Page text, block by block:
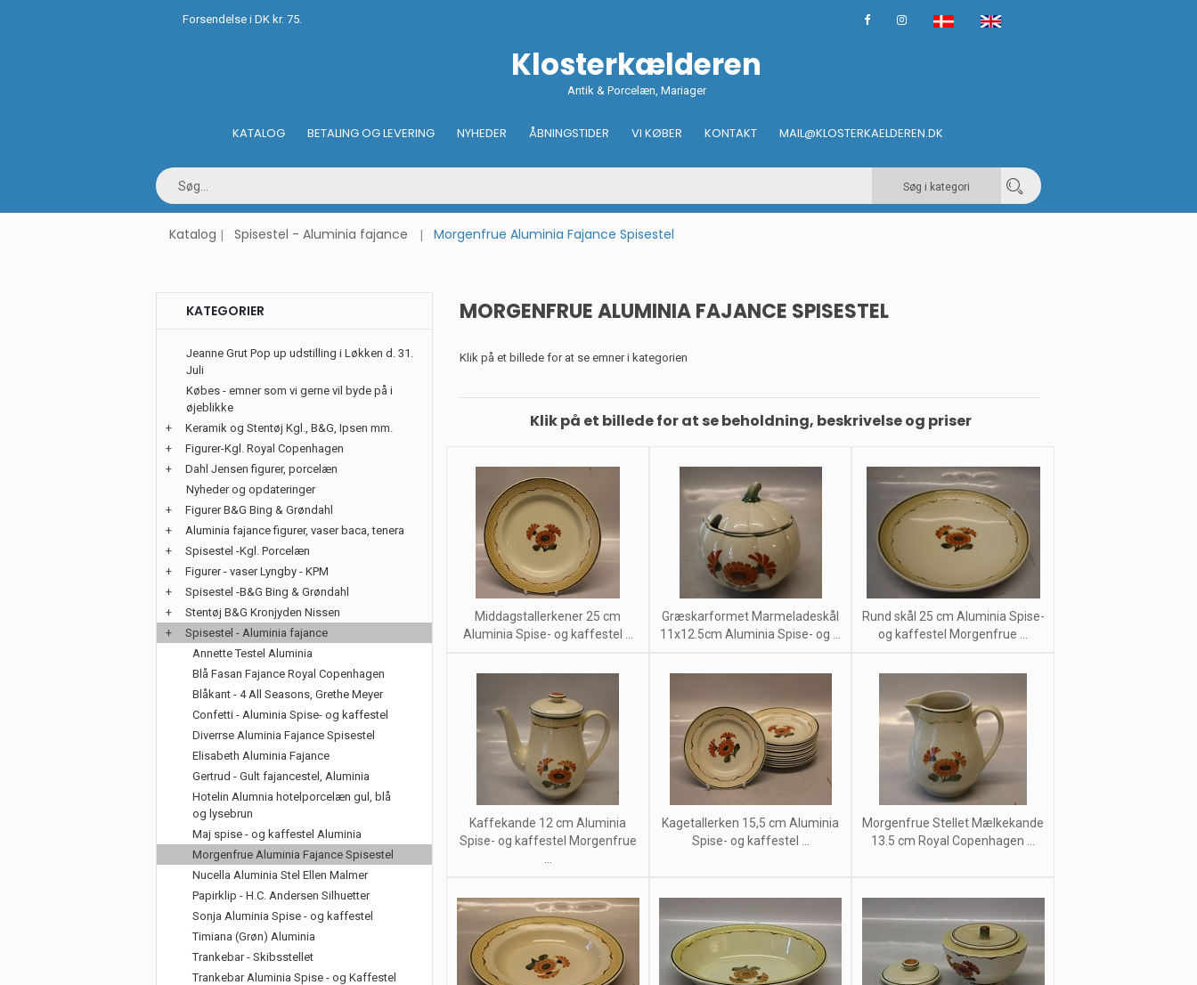
Forsendelse i DK kr. 75.
Klosterkælderen
Antik & Porcelæn, Mariager
KATALOG BETALING OG LEVERING NYHEDER ÅBNINGSTIDER VI KØBER KONTAKT MAIL@KLOSTERKAELDEREN.DK
Søg i kategori
Katalog Spisestel - Aluminia fajance Morgenfrue Aluminia Fajance Spisestel
MORGENFRUE ALUMINIA FAJANCE SPISESTEL
Klik på et billede for at se emner i kategorien
Klik på et billede for at se beholdning, beskrivelse og priser
Middagstallerkener 25 cm
Aluminia Spise- og kaffestel ...
Græskarformet Marmeladeskål
11x12.5cm Aluminia Spise- og ...
Rund skål 25 cm Aluminia Spise-
og kaffestel Morgenfrue ...
Kaffekande 12 cm Aluminia
Spise- og kaffestel Morgenfrue
Kagetallerken 15,5 cm Aluminia
Spise- og kaffestel ...
Morgenfrue Stellet Mælkekande
13.5 cm Royal Copenhagen ...
KATEGORIER
Jeanne Grut Pop up udstilling i Løkken d. 31.
Juli
Købes - emner som vi gerne vil byde på i
øjeblikke
+
Keramik og Stentøj Kgl., B&G, Ipsen mm.
+
Figurer-Kgl. Royal Copenhagen
+
Dahl Jensen figurer, porcelæn
Nyheder og opdateringer
+
Figurer B&G Bing & Grøndahl
+
Aluminia fajance figurer, vaser baca, tenera
+
Spisestel -Kgl. Porcelæn
+
Figurer - vaser Lyngby - KPM
+
Spisestel -B&G Bing & Grøndahl
+
Stentøj B&G Kronjyden Nissen
+
Spisestel - Aluminia fajance
Annette Testel Aluminia
Blå Fasan Fajance Royal Copenhagen
Blåkant - 4 All Seasons, Grethe Meyer
Confetti - Aluminia Spise- og kaffestel
Diverrse Aluminia Fajance Spisestel
Elisabeth Aluminia Fajance
Gertrud - Gult fajancestel, Aluminia
Hotelin Alumnia hotelporcelæn gul, blå
og lysebrun
Maj spise - og kaffestel Aluminia
Morgenfrue Aluminia Fajance Spisestel
Nucella Aluminia Stel Ellen Malmer
Papirklip - H.C. Andersen Silhuetter
Sonja Aluminia Spise - og kaffestel
Timiana (Grøn) Aluminia
Trankebar - Skibsstellet
Trankebar Aluminia Spise - og Kaffestel